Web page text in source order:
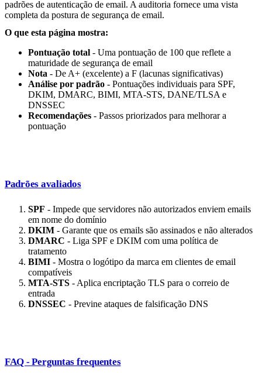
padrões de autenticação de email. A auditoria fornece uma vista
completa da postura de segurança de email.
O que esta página mostra:
Pontuação total - Uma pontuação de 100 que reflete a
maturidade de segurança de email
Nota - De A+ (excelente) a F (lacunas significativas)
Análise por padrão - Pontuações individuais para SPF,
DKIM, DMARC, BIMI, MTA-STS, DANE/TLSA e
DNSSEC
Recomendações - Passos priorizados para melhorar a
pontuação
Padrões avaliados
SPF - Impede que servidores não autorizados enviem emails
em nome do domínio
DKIM - Garante que os emails são assinados e não alterados
DMARC - Liga SPF e DKIM com uma política de
tratamento
BIMI - Mostra o logótipo da marca em clientes de email
compatíveis
MTA-STS - Aplica encriptação TLS para o correio de
entrada
DNSSEC - Previne ataques de falsificação DNS
FAQ - Perguntas frequentes